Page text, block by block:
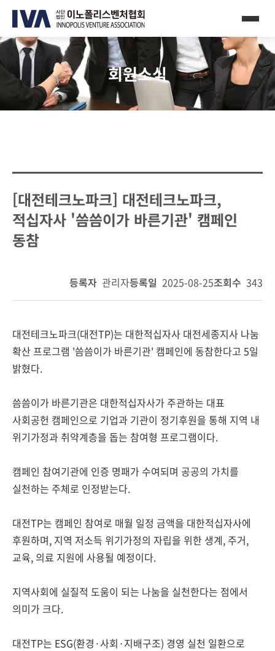
회원소식
[대전테크노파크] 대전테크노파크,
적십자사 '씀씀이가 바른기관' 캠페인
동참
등록자 관리자등록일 2025-08-25조회수 343
대전테크노파크(대전TP)는 대한적십자사 대전세종지사 나눔
확산 프로그램 '씀씀이가 바른기관' 캠페인에 동참한다고 5일
밝혔다.
씀씀이가 바른기관은 대한적십자사가 주관하는 대표
사회공헌 캠페인으로 기업과 기관이 정기후원을 통해 지역 내
위기가정과 취약계층을 돕는 참여형 프로그램이다.
캠페인 참여기관에 인증 명패가 수여되며 공공의 가치를
실천하는 주체로 인정받는다.
대전TP는 캠페인 참여로 매월 일정 금액을 대한적십자사에
후원하며, 지역 저소득 위기가정의 자립을 위한 생계, 주거,
교육, 의료 지원에 사용될 예정이다.
지역사회에 실질적 도움이 되는 나눔을 실천한다는 점에서
의미가 크다.
대전TP는 ESG(환경·사회·지배구조) 경영 실천 일환으로